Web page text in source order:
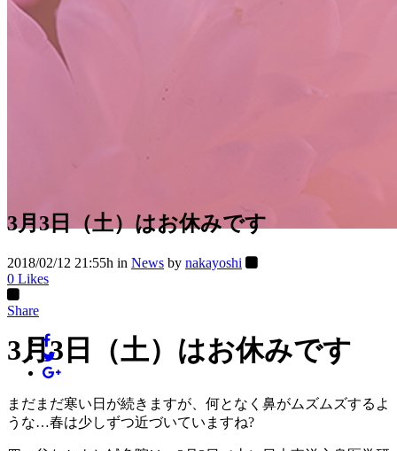
3月3日（土）はお休みです
3月3日（土）はお休みです
2018/02/12 21:55h in News by nakayoshi
0 Likes
Share
まだまだ寒い日が続きますが、何となく鼻がムズムズするよ
うな…春は少しずつ近づいていますね?